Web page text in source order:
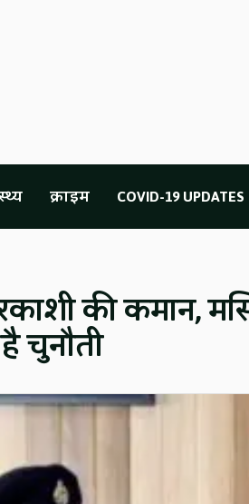
क्राइम COVID-19 UPDATES
की कमान,
चुनौती